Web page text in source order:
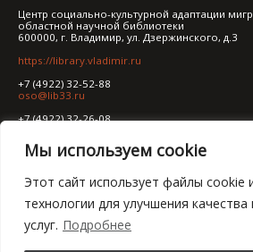
Мы используем cookie
Этот сайт использует файлы cookie
технологии для улучшения
услуг. Подробнее
Центр социально-культурной адаптации
областной научной библиотеки
600000, г. Владимир, ул. Дзержинского, д.3
https://library.vladimir.ru
+7 (4922) 32-52-88
oso@lib33.ru
+7 (4922) 32-26-08
Политика обработки персональных данных
Политика конфиденциальности